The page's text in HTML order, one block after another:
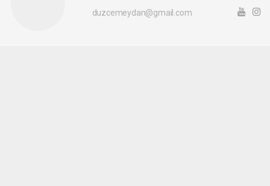
duzcemeydan@gmail.com